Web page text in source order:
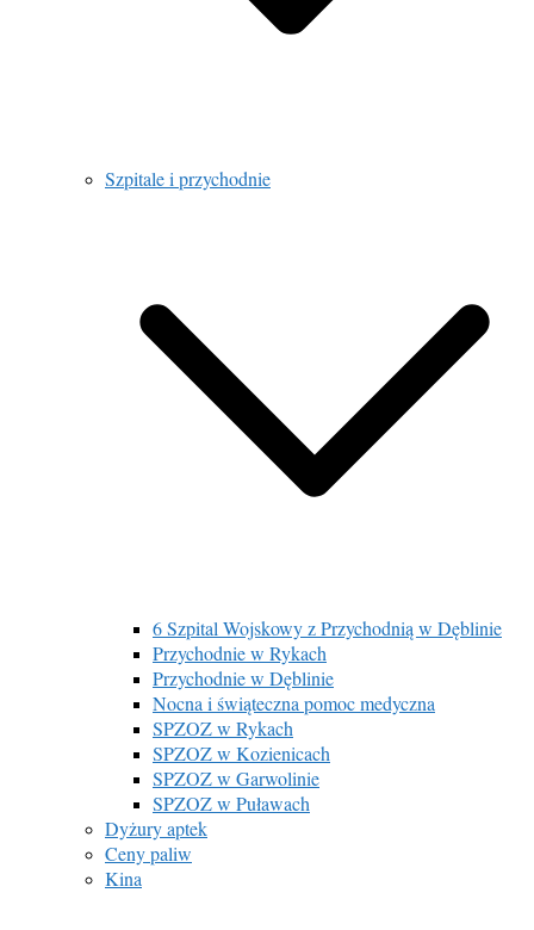
Szpitale i przychodnie
6 Szpital Wojskowy z Przychodnią w Dęblinie
Przychodnie w Rykach
Przychodnie w Dęblinie
Nocna i świąteczna pomoc medyczna
SPZOZ w Rykach
SPZOZ w Kozienicach
SPZOZ w Garwolinie
SPZOZ w Puławach
Dyżury aptek
Ceny paliw
Kina